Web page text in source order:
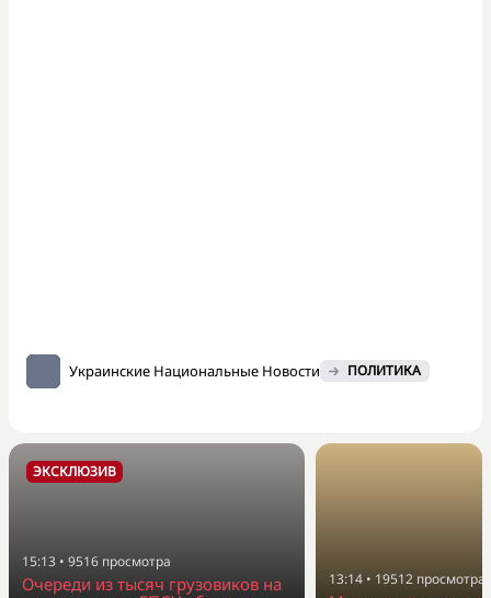
Украинские Национальные Новости ПОЛИТИКА
ЭКСКЛЮЗИВ
15:13 • 9516 просмотра
Очереди из тысяч грузовиков на
13:14 • 19512 просмотра